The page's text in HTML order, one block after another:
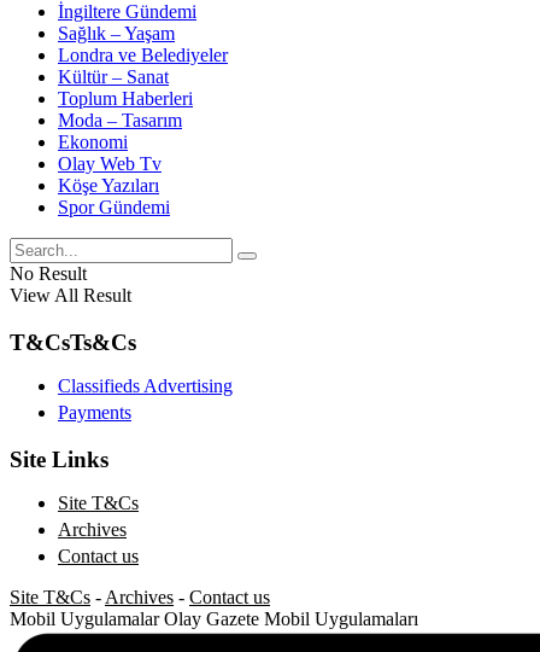
İngiltere Gündemi
Sağlık – Yaşam
Londra ve Belediyeler
Kültür – Sanat
Toplum Haberleri
Moda – Tasarım
Ekonomi
Olay Web Tv
Köşe Yazıları
Spor Gündemi
No Result
View All Result
T&CsTs&Cs
Classifieds Advertising
Payments
Site Links
Site T&Cs
Archives
Contact us
Site T&Cs - Archives - Contact us
Mobil Uygulamalar Olay Gazete Mobil Uygulamaları